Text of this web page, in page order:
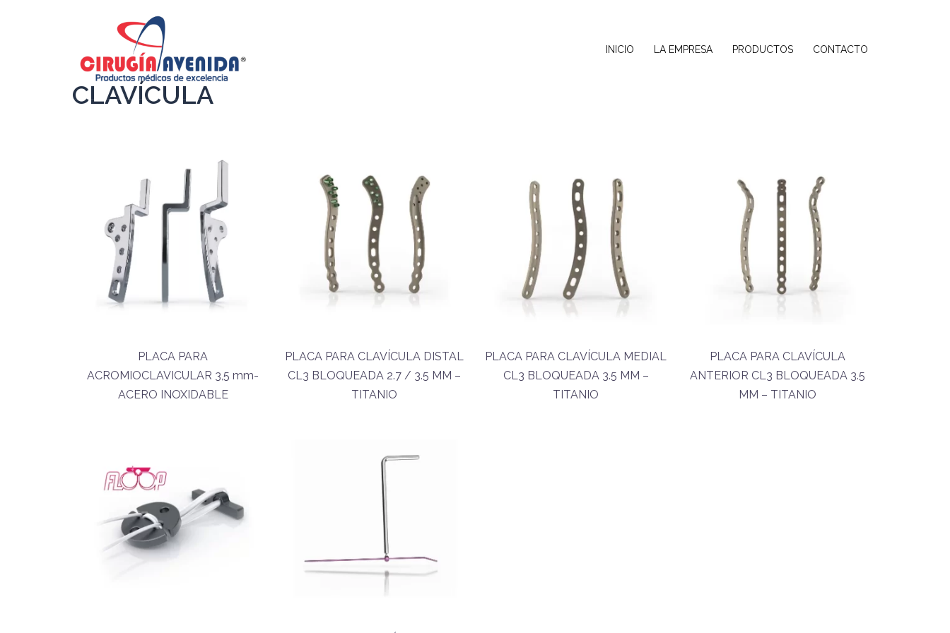
INICIO LA EMPRESA PRODUCTOS CONTACTO
CLAVÍCULA
PLACA PARA
ACROMIOCLAVICULAR 3,5 mm-
ACERO INOXIDABLE
PLACA PARA CLAVÍCULA DISTAL
CL3 BLOQUEADA 2.7 / 3.5 MM –
TITANIO
PLACA PARA CLAVÍCULA MEDIAL
CL3 BLOQUEADA 3.5 MM –
TITANIO
PLACA PARA CLAVÍCULA
ANTERIOR CL3 BLOQUEADA 3.5
MM – TITANIO